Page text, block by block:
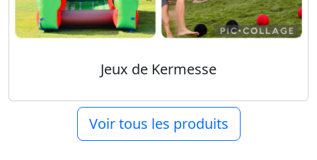
Jeux de Kermesse
Voir tous les produits